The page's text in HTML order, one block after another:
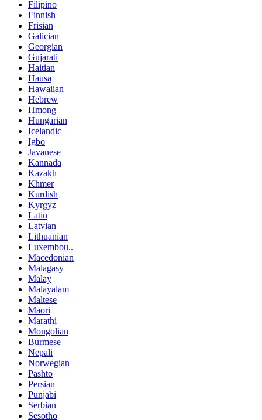
Filipino
Finnish
Frisian
Galician
Georgian
Gujarati
Haitian
Hausa
Hawaiian
Hebrew
Hmong
Hungarian
Icelandic
Igbo
Javanese
Kannada
Kazakh
Khmer
Kurdish
Kyrgyz
Latin
Latvian
Lithuanian
Luxembou..
Macedonian
Malagasy
Malay
Malayalam
Maltese
Maori
Marathi
Mongolian
Burmese
Nepali
Norwegian
Pashto
Persian
Punjabi
Serbian
Sesotho